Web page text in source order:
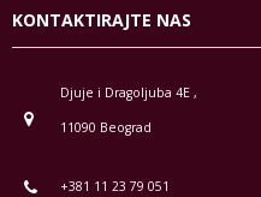
KONTAKTIRAJTE NAS
Djuje i Dragoljuba 4E ,
11090 Beograd
+381 11 23 79 051